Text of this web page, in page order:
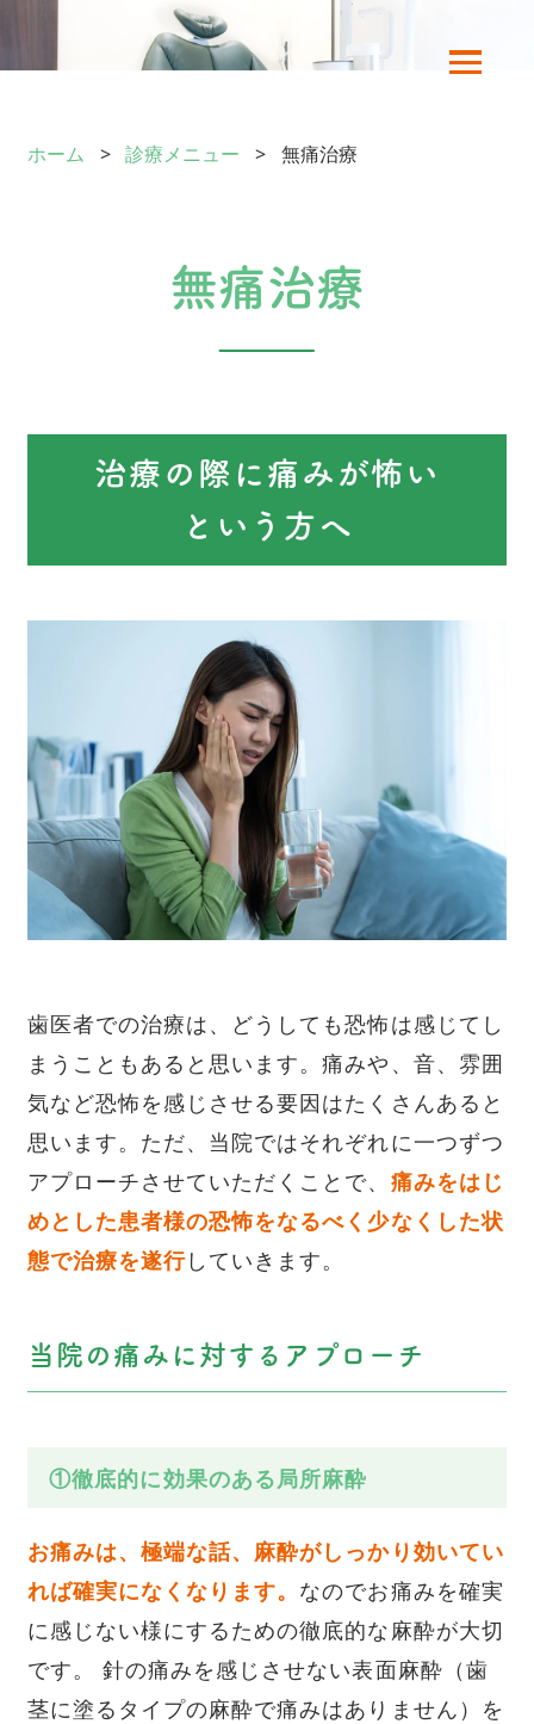
ホーム 診療メニュー 無痛治療
無痛治療
治療の際に痛みが怖い
という方へ
歯医者での治療は、どうしても恐怖は感じてし
まうこともあると思います。痛みや、音、雰囲
気など恐怖を感じさせる要因はたくさんあると
思います。ただ、当院ではそれぞれに一つずつ
アプローチさせていただくことで、 痛みをはじ
めとした患者様の恐怖をなるべく少なくした状
態で治療を遂行していきます。
当院の痛みに対するアプローチ
①徹底的に効果のある局所麻酔
お痛みは、極端な話、麻酔がしっかり効いてい
れば確実になくなります。 なのでお痛みを確実
に感じない様にするための徹底的な麻酔が大切
です。 針の痛みを感じさせない表面麻酔（歯
茎に塗るタイプの麻酔で痛みはありません）を